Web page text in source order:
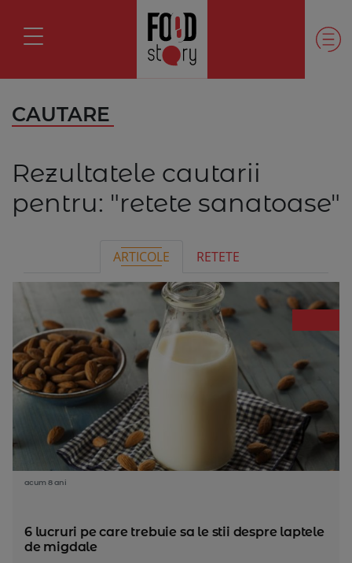
CAUTARE
Rezultatele cautarii
pentru: "retete sanatoase"
ARTICOLE RETETE
acum 8 ani
6 lucruri pe care trebuie sa le stii despre laptele
de migdale